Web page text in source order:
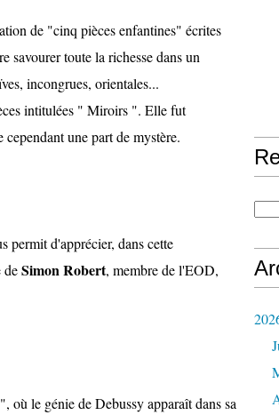
de "cinq pièces enfantines" écrites
savourer toute la richesse dans un
incongrues, orientales...
intitulées " Miroirs ". Elle fut
une part de mystère.
permitd'apprécier, dans cette
deSimon Robert, membre de l'EOD,
où le génie de Debussy apparaît dans sa